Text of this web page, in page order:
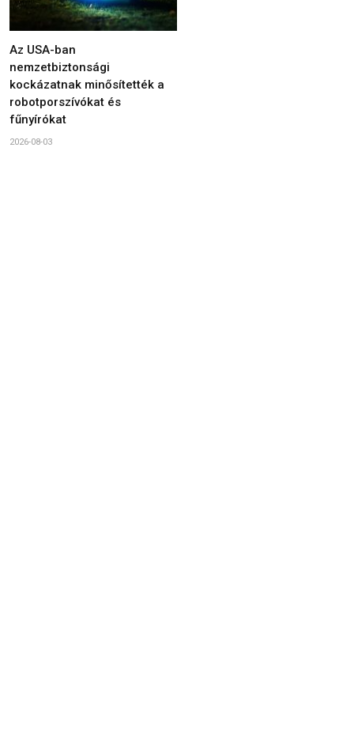
Az USA-ban
nemzetbiztonsági
kockázatnak minősítették a
robotporszívókat és
fűnyírókat
2026-08-03